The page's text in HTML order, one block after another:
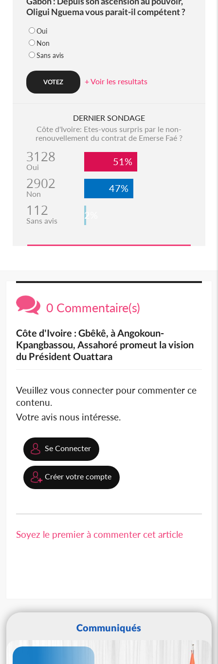
Oligui Nguema vous parait-il compétent ?
Oui
Non
Sans avis
+ Voir les resultats
DERNIER SONDAGE
Côte d'Ivoire: Etes-vous surpris par le non-
renouvellement du contrat de Emerse Faé ?
3128
Oui 51%
2902
Non 47%
112
Sans avis 2%
0 Commentaire(s)
Côte d'Ivoire : Gbêkê, à Angokoun-
Kpangbassou, Assahoré promeut la vision
du Président Ouattara
Veuillez vous connecter pour commenter ce
contenu.
Votre avis nous intéresse.
Se Connecter
Créer votre compte
Soyez le premier à commenter cet article
Communiqués